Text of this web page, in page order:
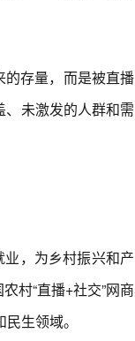
存量，而是被直播
、未激发的人群和需
，为乡村振兴和产
村“直播+社交”网商
生领域。